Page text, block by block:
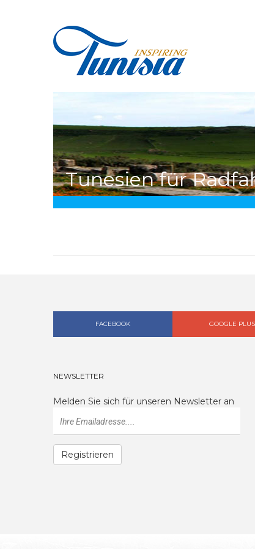
Sie
sind
Tunesien für
FACEBOOK GOOGLE PLUS
NEWSLETTER
Melden Sie sich für unseren Newsletter an
Registrieren